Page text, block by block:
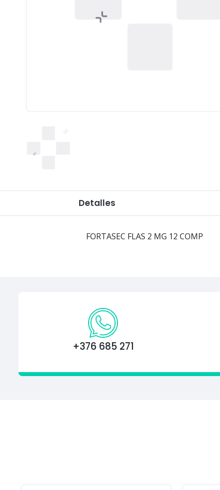
Detalles
FORTASEC FLAS 2 MG 12 COMP
+376 685 271